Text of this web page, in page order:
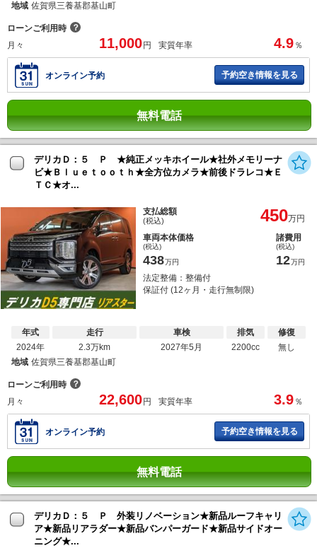
地域 佐賀県三養基郡基山町
ローンご利用時 ？
月々
11,000 円 実質年率 4.9 ％
オンライン予約 予約空き情報を見る
無料電話
デリカＤ：５ Ｐ ★純正メッキホイール★社外メモリーナ
ビ★Ｂｌｕｅｔｏｏｔｈ★全方位カメラ★前後ドラレコ★Ｅ
ＴＣ★オ...
支払総額
(税込) 450万円
車両本体価格
(税込)
438万円
諸費用
(税込)
12万円
法定整備：整備付
保証付 (12ヶ月・走行無制限)
年式
2024年
走行
2.3万km
車検
2027年5月
排気
2200cc
修復
無し
地域 佐賀県三養基郡基山町
ローンご利用時 ？
月々
22,600 円 実質年率 3.9 ％
オンライン予約 予約空き情報を見る
無料電話
デリカＤ：５ Ｐ 外装リノベーション★新品ルーフキャリ
ア★新品リアラダー★新品バンパーガード★新品サイドオー
ニング★...